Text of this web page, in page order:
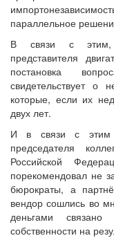
параллельное
В связи с этим,
представителя
постановка
свидетельствует о
которые, если их
двух лет.
И в связи с этим
председателя
Российской
порекомендовал не
бюрократы, а
вендор сошлись во
деньгами
собственности на